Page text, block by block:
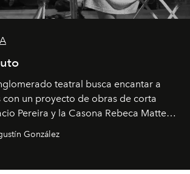
teatral busca encantar a
con un proyecto de obras de corta
Pereira y la Casona Rebeca Matte
lugares que han albergado estas
en escena son limpias; ponen el
González